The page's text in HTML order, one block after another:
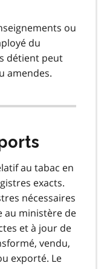
ou
du
détient peut
amendes.
au tabac en
exacts.
nécessaires
au ministère de
et à jour de
vendu,
exporté. Le